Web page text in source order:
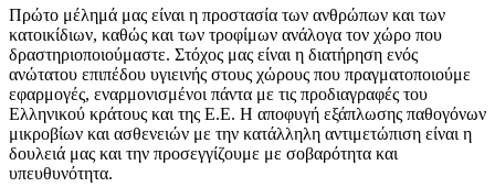
Πρώτο μέλημά μας είναι η προστασία των ανθρώπων και των
κατοικίδιων, καθώς και των τροφίμων ανάλογα τον χώρο που
δραστηριοποιούμαστε. Στόχος μας είναι η διατήρηση ενός
ανώτατου επιπέδου υγιεινής στους χώρους που πραγματοποιούμε
εφαρμογές, εναρμονισμένοι πάντα με τις προδιαγραφές του
Ελληνικού κράτους και της Ε.Ε. Η αποφυγή εξάπλωσης παθογόνων
μικροβίων και ασθενειών με την κατάλληλη αντιμετώπιση είναι η
δουλειά μας και την προσεγγίζουμε με σοβαρότητα και
υπευθυνότητα.